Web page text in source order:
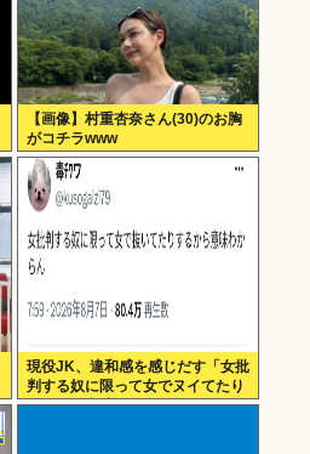
【画像】村重杏奈さん(30)のお胸
がコチラwww
現役JK、違和感を感じだす「女批
判する奴に限って女でヌイてたり
するから意味わからなくなってき